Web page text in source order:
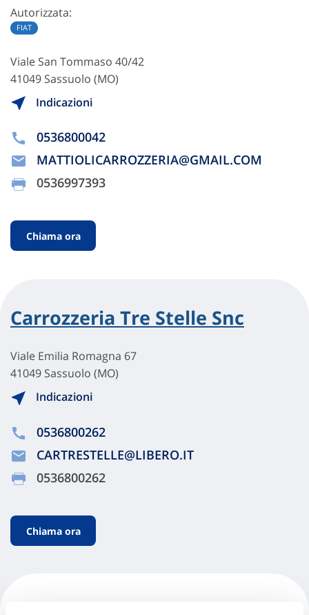
Autorizzata:
FIAT
Viale San Tommaso 40/42
41049 Sassuolo (MO)
Indicazioni
0536800042
MATTIOLICARROZZERIA@GMAIL.COM
0536997393
Chiama ora
Carrozzeria Tre Stelle Snc
Viale Emilia Romagna 67
41049 Sassuolo (MO)
Indicazioni
0536800262
CARTRESTELLE@LIBERO.IT
0536800262
Chiama ora